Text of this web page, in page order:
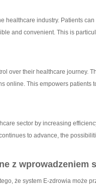
healthcare industry. Patients
and convenient. This is
over their healthcare journey.
online. This empowers patients
sector by increasing
‌to advance, the
z wprowadzeniem
‍że system E-zdrowia może